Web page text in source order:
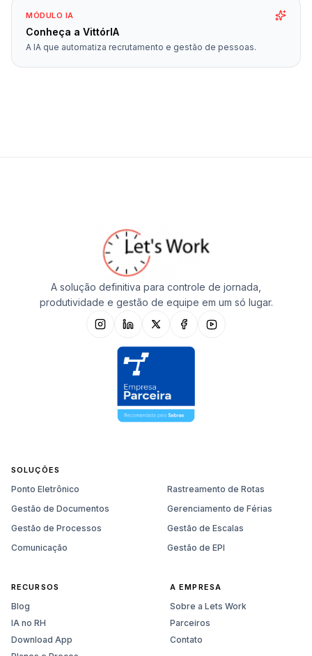
MÓDULO IA
Conheça a VittórIA
A IA que automatiza recrutamento e gestão de pessoas.
A solução definitiva para controle de jornada,
produtividade e gestão de equipe em um só lugar.
SOLUÇÕES
Ponto Eletrônico
Rastreamento de Rotas
Gestão de Documentos
Gerenciamento de Férias
Gestão de Processos
Gestão de Escalas
Comunicação
Gestão de EPI
RECURSOS
Blog
IA no RH
Download App
A EMPRESA
Sobre a Lets Work
Parceiros
Contato